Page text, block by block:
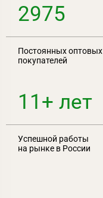
2975
Постоянных оптовых
покупателей
11+ лет
Успешной работы
на рынке в России